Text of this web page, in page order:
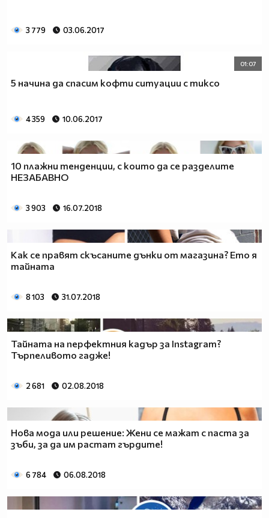
3 779 03.06.2017
01:07
5 начина да спасим кофти ситуации с тиксо
4 359 10.06.2017
10 плажни тенденции, с които да се разделите
НЕЗАБАВНО
3 903 16.07.2018
Как се правят скъсаните дънки от магазина? Ето я
тайната
8 103 31.07.2018
Тайната на перфектния кадър за Instagram?
Търпеливото гадже!
2 681 02.08.2018
Нова мода или решение: Жени се мажат с паста за
зъби, за да им растат гърдите!
6 784 06.08.2018